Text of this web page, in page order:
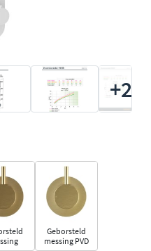
+2
Geborsteld
messing PVD